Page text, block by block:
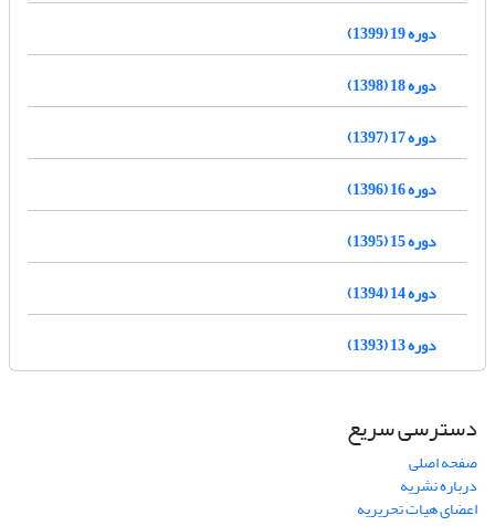
دوره 19 (1399)
دوره 18 (1398)
دوره 17 (1397)
دوره 16 (1396)
دوره 15 (1395)
دوره 14 (1394)
دوره 13 (1393)
دسترسی سریع
صفحه اصلی
درباره نشریه
اعضای هیات تحریریه